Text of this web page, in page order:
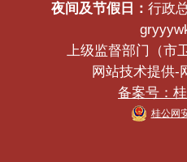
夜间及节假日： 行政
上级监督部门（市
网站技术提供-
备案号：
桂公网